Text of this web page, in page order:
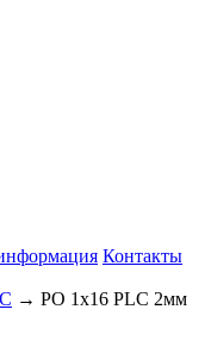
Контакты
→ РО 1х16 PLC 2мм